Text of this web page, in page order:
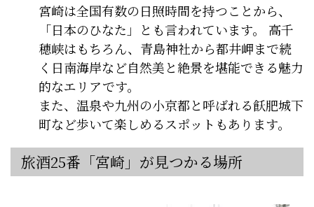
宮崎は全国有数の日照時間を持つことから、
「日本のひなた」とも言われています。 高千
穂峡はもちろん、青島神社から都井岬まで続
く日南海岸など自然美と絶景を堪能できる魅力
的なエリアです。
また、温泉や九州の小京都と呼ばれる飫肥城下
町など歩いて楽しめるスポットもあります。
旅酒25番「宮崎」が見つかる場所